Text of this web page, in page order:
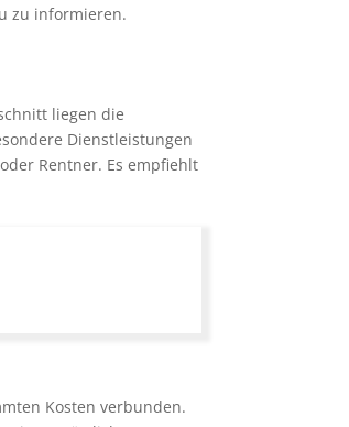
zu informieren.
liegen die
Dienstleistungen
Rentner. Es empfiehlt
Kosten verbunden.